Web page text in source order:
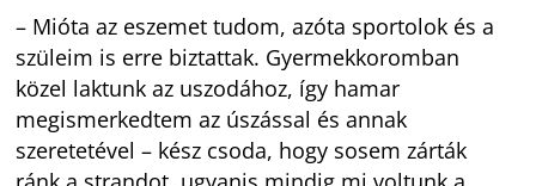
– Mióta az eszemet tudom, azóta sportolok és a
szüleim is erre biztattak. Gyermekkoromban
közel laktunk az uszodához, így hamar
megismerkedtem az úszással és annak
szeretetével – kész csoda, hogy sosem zárták